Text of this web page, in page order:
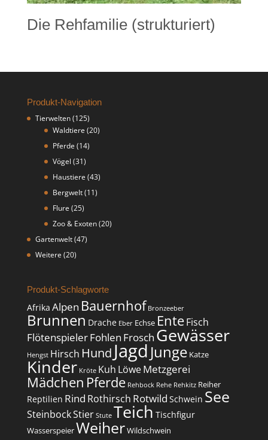
Die Rehfamilie (strukturiert)
Produkt-Navigation
Tierwelten(125)
Waldtiere (20)
Pferde (14)
Vögel (31)
Haustiere (43)
Bergwelt(11)
Flure (25)
Zoo & Exoten(20)
Gartenwelt(47)
Weitere (20)
Produkt-Schlagworte
Afrika Alpen Bauernhof Bronzeeber
Brunnen Drache Eber Echse EnteFisch
FlötenspielerFohlen Frosch Gewässer
Hengst Hirsch Hund Jagd Junge Katze
Kinder Kröte Kuh LöweMetzgerei
Mädchen Pferde Rehbock Rehe Rehkitz Reiher
Reptilien Rind Rothirsch Rotwild Schwein See
SteinbockStier Stute Teich Tischfigur
WasserspeierWeiherWildschwein